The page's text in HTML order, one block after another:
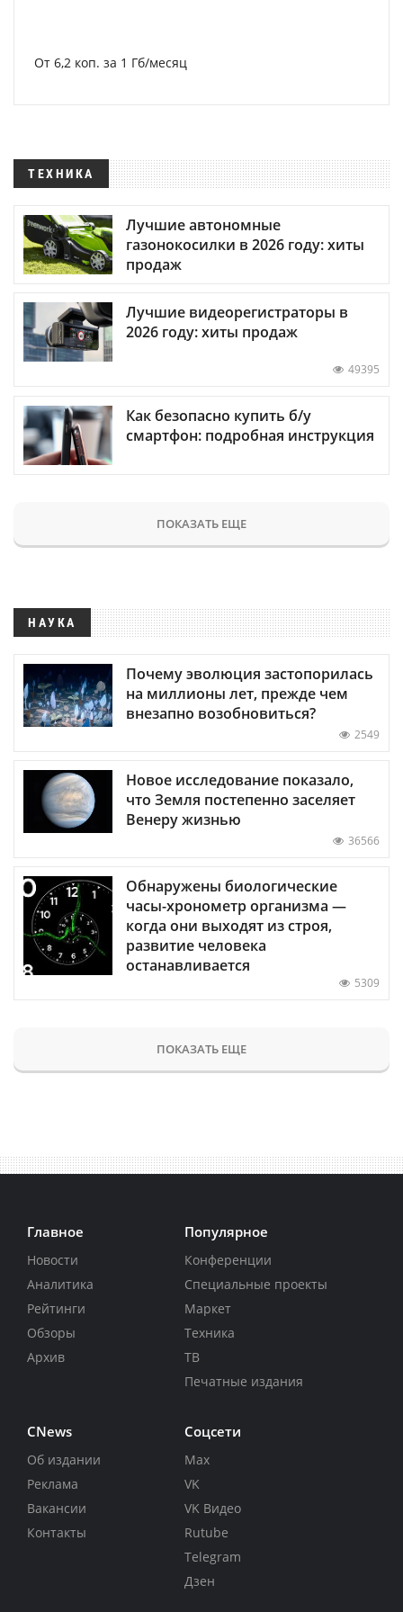
От 6,2 коп. за 1 Гб/месяц
ТЕХНИКА
Лучшие автономные
газонокосилки в 2026 году: хиты
продаж
Лучшие видеорегистраторы в
2026 году: хиты продаж
49395
Как безопасно купить б/у
смартфон: подробная инструкция
ПОКАЗАТЬ ЕЩЕ
НАУКА
Почему эволюция застопорилась
на миллионы лет, прежде чем
внезапно возобновиться?
2549
Новое исследование показало,
что Земля постепенно заселяет
Венеру жизнью
36566
Обнаружены биологические
часы-хронометр организма —
когда они выходят из строя,
развитие человека
останавливается
5309
ПОКАЗАТЬ ЕЩЕ
Главное
Новости
Аналитика
Рейтинги
Обзоры
Архив
Популярное
Конференции
Специальные проекты
Маркет
Техника
ТВ
Печатные издания
CNews
Об издании
Реклама
Вакансии
Контакты
Соцсети
Max
VK
VK Видео
Rutube
Telegram
Дзен